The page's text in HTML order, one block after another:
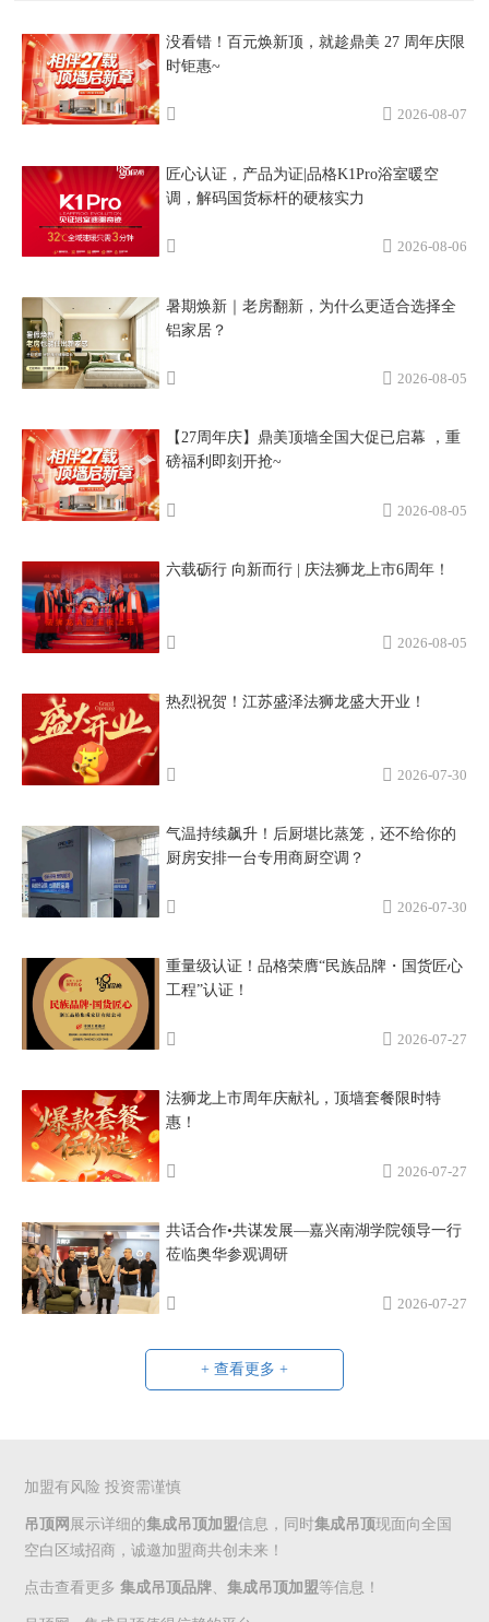
没看错！百元焕新顶，就趁鼎美 27 周年庆限
时钜惠~
2026-08-07
匠心认证，产品为证|品格K1Pro浴室暖空
调，解码国货标杆的硬核实力
2026-08-06
暑期焕新｜老房翻新，为什么更适合选择全
铝家居？
2026-08-05
【27周年庆】鼎美顶墙全国大促已启幕 ，重
磅福利即刻开抢~
2026-08-05
六载砺行 向新而行 | 庆法狮龙上市6周年！
2026-08-05
热烈祝贺！江苏盛泽法狮龙盛大开业！
2026-07-30
气温持续飙升！后厨堪比蒸笼，还不给你的
厨房安排一台专用商厨空调？
2026-07-30
重量级认证！品格荣膺“民族品牌・国货匠心
工程”认证！
2026-07-27
法狮龙上市周年庆献礼，顶墙套餐限时特
惠！
2026-07-27
共话合作•共谋发展—嘉兴南湖学院领导一行
莅临奥华参观调研
2026-07-27
+ 查看更多 +
加盟有风险 投资需谨慎
吊顶网 展示详细的集成吊顶加盟信息，同时集成吊顶现面向全国
空白区域招商，诚邀加盟商共创未来！
点击查看更多集成吊顶品牌 、集成吊顶加盟等信息！